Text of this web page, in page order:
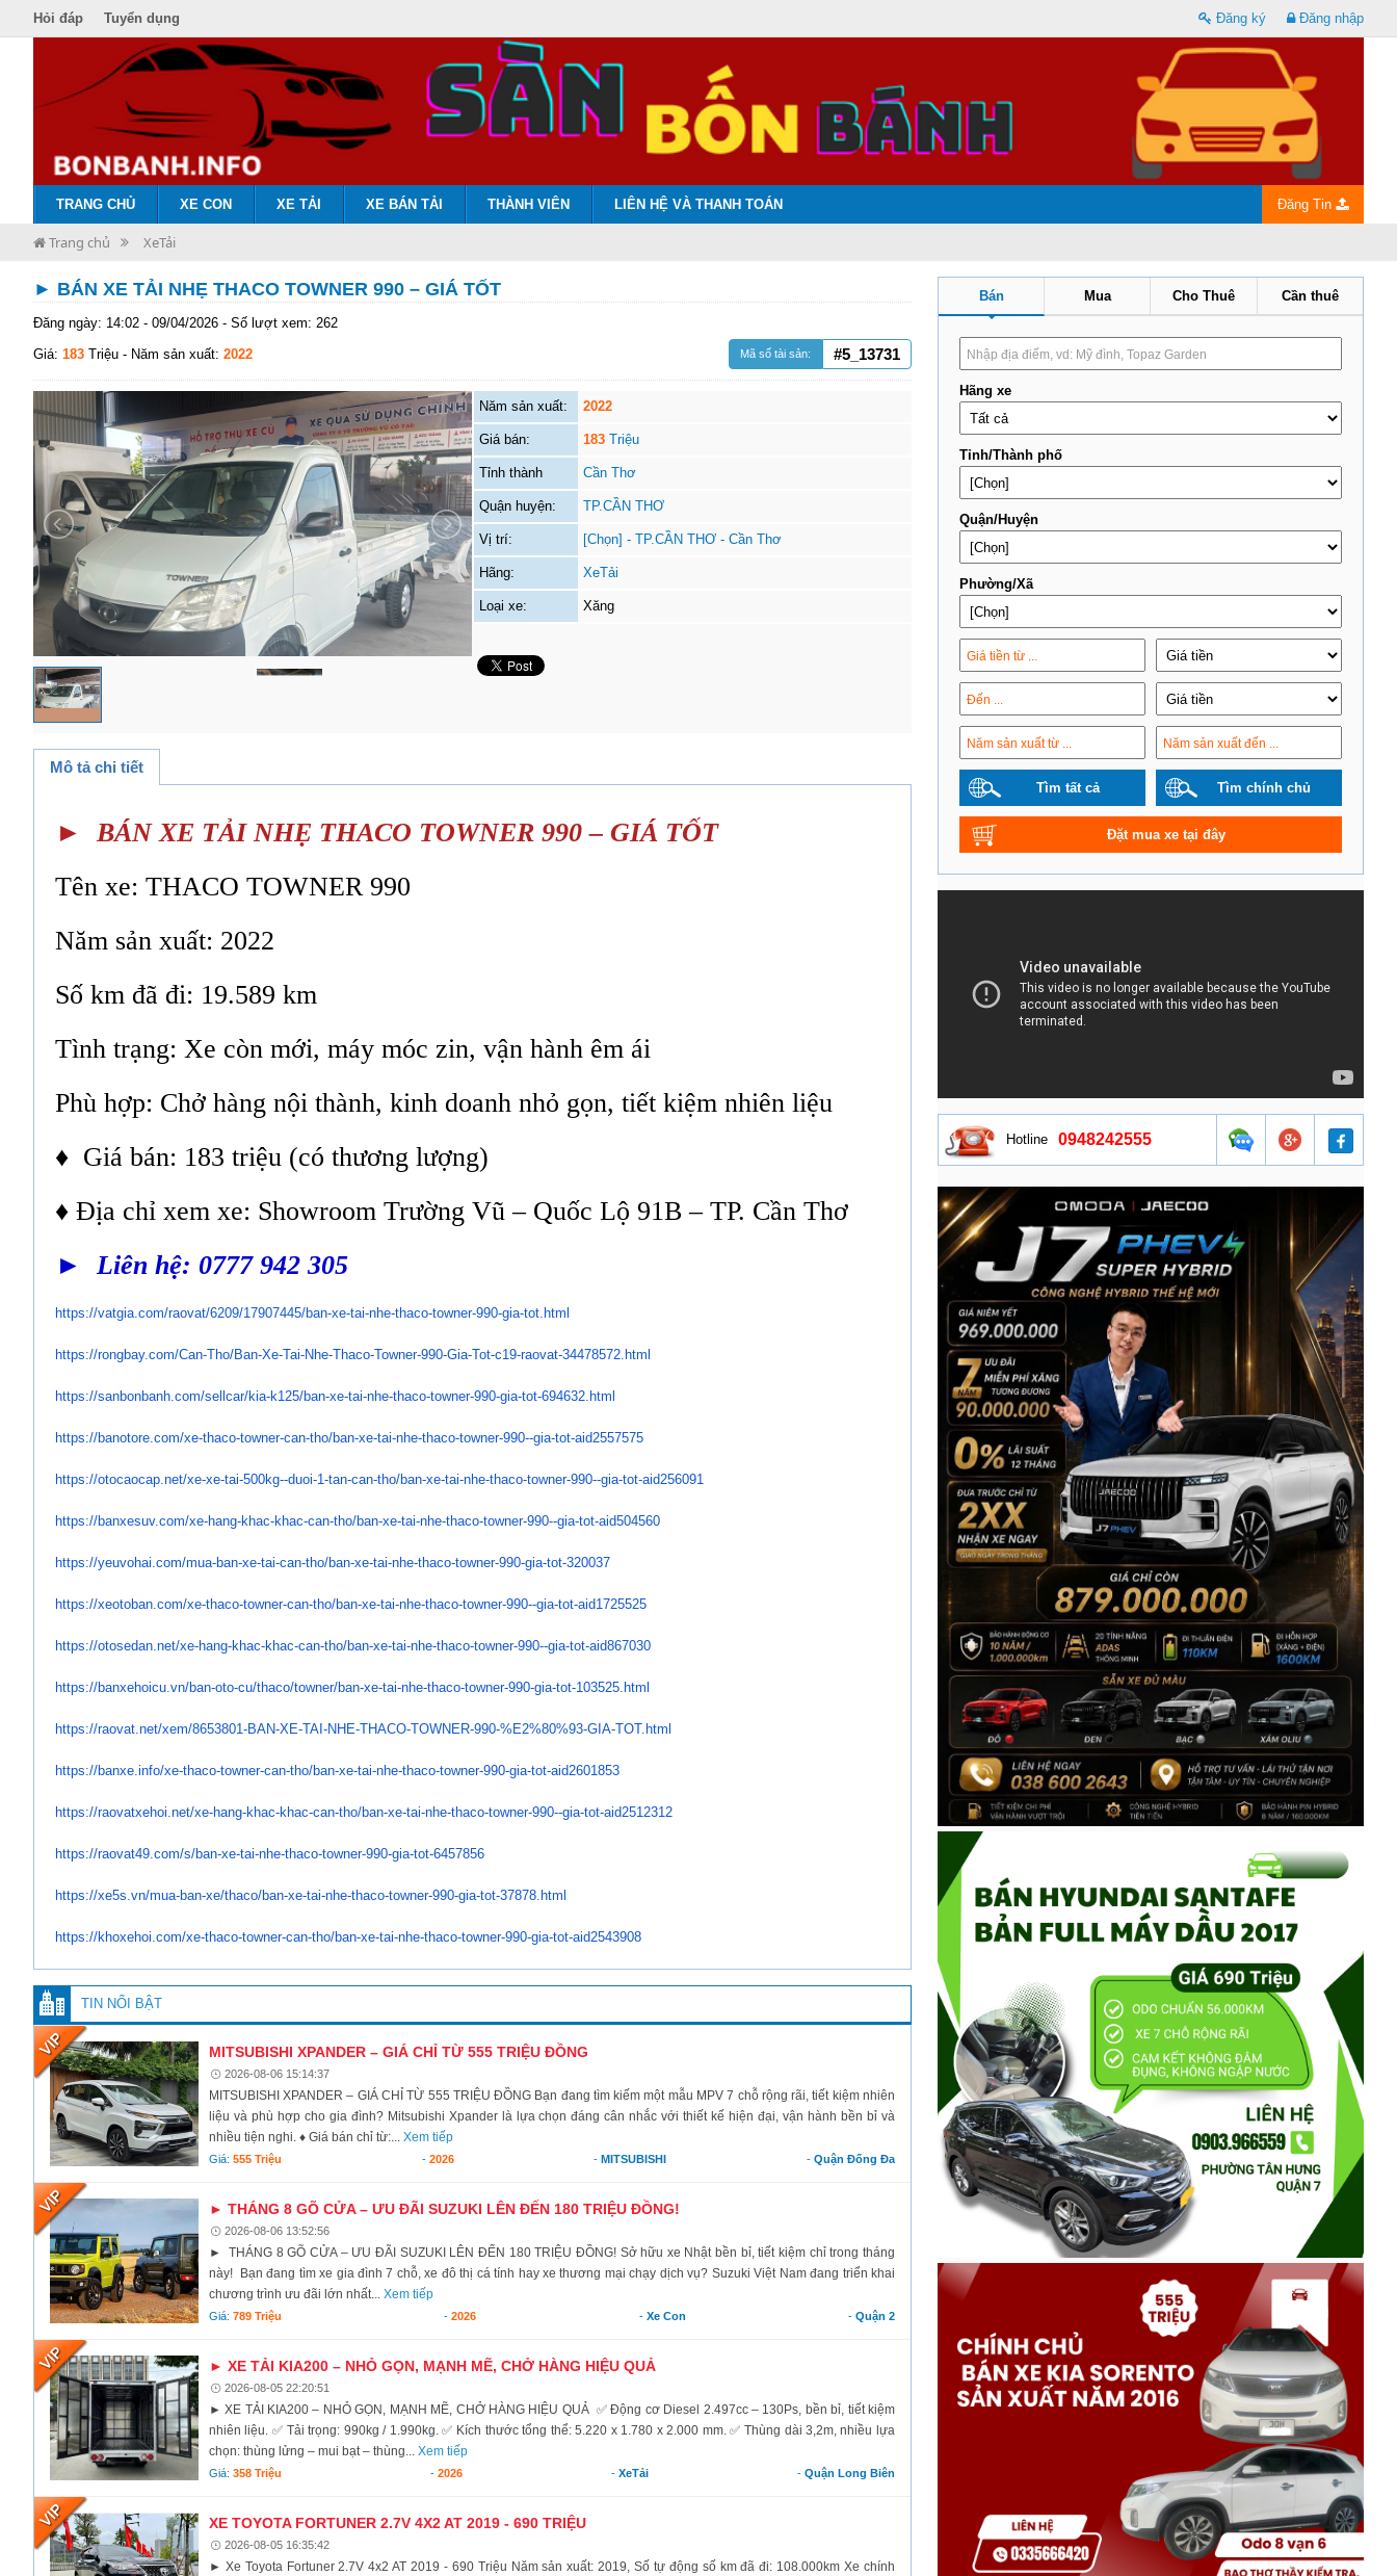
Hỏi đáp Tuyển dụng Đăng ký Đăng nhập
TRANG CHỦ XE CON XE TẢI XE BÁN TẢI THÀNH VIÊN LIÊN HỆ VÀ THANH TOÁN Đăng Tin
Trang chủ XeTải
Bán Mua Cho Thuê Cần thuê
Hãng xe
Tỉnh/Thành phố
Quận/Huyện
Phường/Xã
Tìm tất cả Tìm chính chủ
Đặt mua xe tại đây
Hotline 0948242555
► BÁN XE TẢI NHẸ THACO TOWNER 990 – GIÁ TỐT
Đăng ngày: 14:02 - 09/04/2026 - Số lượt xem: 262
Giá: 183 Triệu - Năm sản xuất: 2022 Mã số tài sản: #5_13731
Năm sản xuất: 2022
Giá bán: 183 Triệu
Tỉnh thành Cần Thơ
Quận huyện: TP.CẦN THƠ
Vị trí: [Chọn] - TP.CẦN THƠ - Cần Thơ
Hãng: XeTải
Loại xe: Xăng
Mô tả chi tiết
► BÁN XE TẢI NHẸ THACO TOWNER 990 – GIÁ TỐT
Tên xe: THACO TOWNER 990
Năm sản xuất: 2022
Số km đã đi: 19.589 km
Tình trạng: Xe còn mới, máy móc zin, vận hành êm ái
Phù hợp: Chở hàng nội thành, kinh doanh nhỏ gọn, tiết kiệm nhiên liệu
♦ Giá bán: 183 triệu (có thương lượng)
♦ Địa chỉ xem xe: Showroom Trường Vũ – Quốc Lộ 91B – TP. Cần Thơ
► Liên hệ: 0777 942 305
https://vatgia.com/raovat/6209/17907445/ban-xe-tai-nhe-thaco-towner-990-gia-tot.html
https://rongbay.com/Can-Tho/Ban-Xe-Tai-Nhe-Thaco-Towner-990-Gia-Tot-c19-raovat-34478572.html
https://sanbonbanh.com/sellcar/kia-k125/ban-xe-tai-nhe-thaco-towner-990-gia-tot-694632.html
https://banotore.com/xe-thaco-towner-can-tho/ban-xe-tai-nhe-thaco-towner-990--gia-tot-aid2557575
https://otocaocap.net/xe-xe-tai-500kg--duoi-1-tan-can-tho/ban-xe-tai-nhe-thaco-towner-990--gia-tot-aid256091
https://banxesuv.com/xe-hang-khac-khac-can-tho/ban-xe-tai-nhe-thaco-towner-990--gia-tot-aid504560
https://yeuvohai.com/mua-ban-xe-tai-can-tho/ban-xe-tai-nhe-thaco-towner-990-gia-tot-320037
https://xeotoban.com/xe-thaco-towner-can-tho/ban-xe-tai-nhe-thaco-towner-990--gia-tot-aid1725525
https://otosedan.net/xe-hang-khac-khac-can-tho/ban-xe-tai-nhe-thaco-towner-990--gia-tot-aid867030
https://banxehoicu.vn/ban-oto-cu/thaco/towner/ban-xe-tai-nhe-thaco-towner-990-gia-tot-103525.html
https://raovat.net/xem/8653801-BAN-XE-TAI-NHE-THACO-TOWNER-990-%E2%80%93-GIA-TOT. html
https://banxe.info/xe-thaco-towner-can-tho/ban-xe-tai-nhe-thaco-towner-990-gia-tot-aid2601853
https://raovatxehoi.net/xe-hang-khac-khac-can-tho/ban-xe-tai-nhe-thaco-towner-990--gia-tot-aid2512312
https://raovat49.com/s/ban-xe-tai-nhe-thaco-towner-990-gia-tot-6457856
https://xe5s.vn/mua-ban-xe/thaco/ban-xe-tai-nhe-thaco-towner-990-gia-tot-37878.html
https://khoxehoi.com/xe-thaco-towner-can-tho/ban-xe-tai-nhe-thaco-towner-990-gia-tot-aid2543908
TIN NỔI BẬT
MITSUBISHI XPANDER – GIÁ CHỈ TỪ 555 TRIỆU ĐỒNG
2026-08-06 15:14:37
MITSUBISHI XPANDER – GIÁ CHỈ TỪ 555 TRIỆU ĐỒNG Bạn đang tìm kiếm một mẫu MPV 7 chỗ rộng rãi, tiết kiệm nhiên
liệu và phù hợp cho gia đình? Mitsubishi Xpander là lựa chọn đáng cân nhắc với thiết kế hiện đại, vận hành bền bỉ và
nhiều tiện nghi. ♦ Giá bán chỉ từ:... Xem tiếp
Giá: 555 Triệu - 2026 - MITSUBISHI - Quận Đống Đa
► THÁNG 8 GÕ CỬA – ƯU ĐÃI SUZUKI LÊN ĐẾN 180 TRIỆU ĐỒNG!
2026-08-06 13:52:56
► THÁNG 8 GÕ CỬA – ƯU ĐÃI SUZUKI LÊN ĐẾN 180 TRIỆU ĐỒNG! Sở hữu xe Nhật bền bỉ, tiết kiệm chỉ trong tháng
này! Bạn đang tìm xe gia đình 7 chỗ, xe đô thị cá tính hay xe thương mại chạy dịch vụ? Suzuki Việt Nam đang triển khai
chương trình ưu đãi lớn nhất... Xem tiếp
Giá: 789 Triệu -2026 - Xe Con - Quận 2
► XE TẢI KIA200 – NHỎ GỌN, MẠNH MẼ, CHỞ HÀNG HIỆU QUẢ
2026-08-05 22:20:51
► XE TẢI KIA200 – NHỎ GỌN, MẠNH MẼ, CHỞ HÀNG HIỆU QUẢ ✅ Động cơ Diesel 2.497cc – 130Ps, bền bỉ, tiết kiệm
nhiên liệu. ✅ Tải trọng: 990kg / 1.990kg. ✅ Kích thước tổng thể: 5.220 x 1.780 x 2.000 mm. ✅ Thùng dài 3,2m, nhiều lựa
chọn: thùng lửng – mui bạt – thùng... Xem tiếp
Giá: 358 Triệu - 2026 - XeTải - Quận Long Biên
XE TOYOTA FORTUNER 2.7V 4X2 AT 2019 - 690 TRIỆU
2026-08-05 16:35:42
► Xe Toyota Fortuner 2.7V 4x2 AT 2019 - 690 Triệu Năm sản xuất: 2019, Số tự động số km đã đi: 108.000km Xe chính